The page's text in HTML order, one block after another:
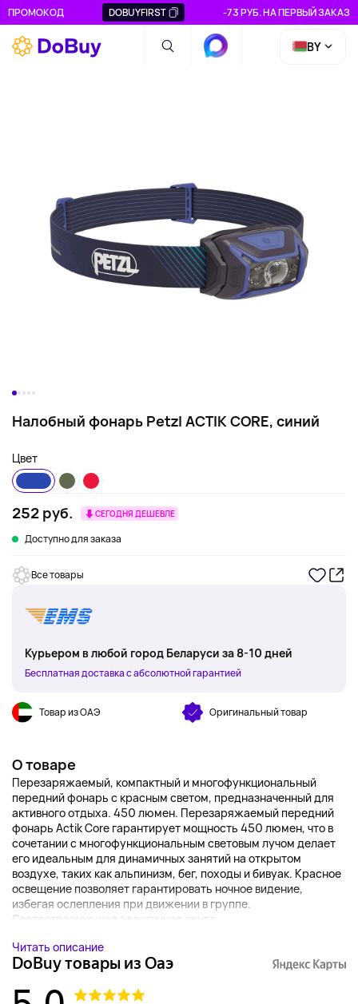
ПРОМОКОД DOBUYFIRST -73 РУБ. НА ПЕРВЫЙ ЗАКАЗ
BY
Налобный фонарь Petzl ACTIK CORE, синий
Цвет
252 руб. СЕГОДНЯ ДЕШЕВЛЕ
Доступно для заказа
Все товары
Курьером в любой город Беларуси за 8-10 дней
Бесплатная доставка с абсолютной гарантией
Товар из ОАЭ Оригинальный товар
О товаре
Перезаряжаемый, компактный и многофункциональный
передний фонарь с красным светом, предназначенный для
активного отдыха. 450 люмен. Перезаряжаемый передний
фонарь Actik Core гарантирует мощность 450 люмен, что в
сочетании с многофункциональным световым лучом делает
его идеальным для динамичных занятий на открытом
воздухе, таких как альпинизм, бег, походы и бивуак. Красное
освещение позволяет гарантировать ночное видение,
избегая ослепления при движении в группе.
Светоотражающая эластичная лента ...
Читать описание